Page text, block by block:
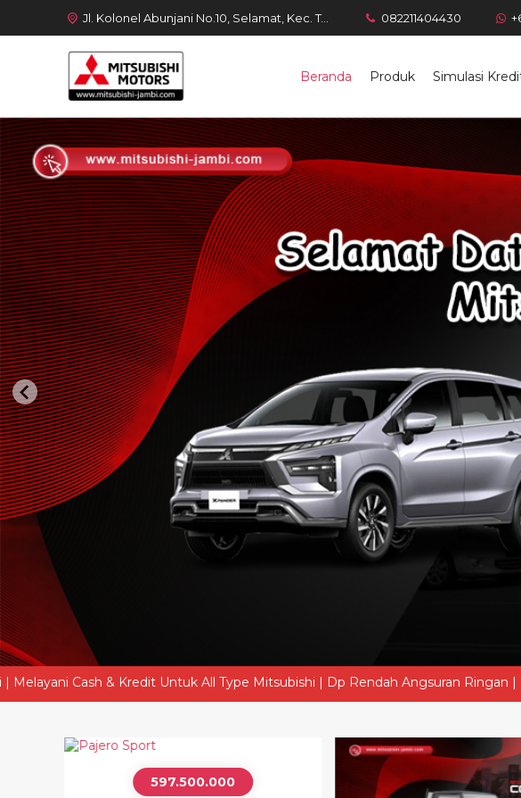
Jl. Kolonel Abunjani No.10, Selamat, Kec. Telanaipura, Kota Jambi, Jambi 36128 082211404430
Beranda Produk Simulasi
Untuk All Type Mitsubishi | Dp Rendah Angsuran Ringan | Banyak Diskon &